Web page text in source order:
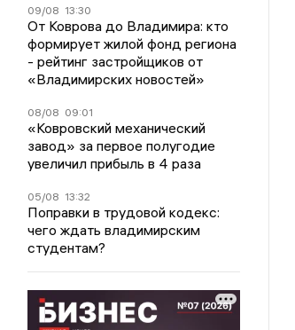
09/08 13:30
От Коврова до Владимира: кто
формирует жилой фонд региона
- рейтинг застройщиков от
«Владимирских новостей»
08/08 09:01
«Ковровский механический
завод» за первое полугодие
увеличил прибыль в 4 раза
05/08 13:32
Поправки в трудовой кодекс:
чего ждать владимирским
студентам?